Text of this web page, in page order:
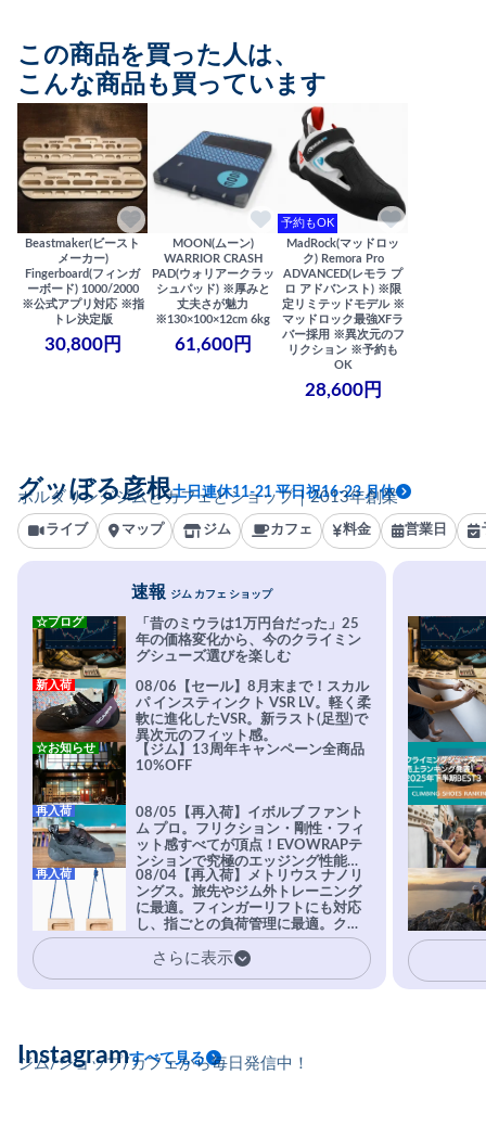
この商品を買った人は、
こんな商品も買っています
Beastmaker(ビースト
メーカー)
Fingerboard(フィンガ
ーボード) 1000/2000
※公式アプリ対応 ※指
トレ決定版
30,800円
MOON(ムーン)
WARRIOR CRASH
PAD(ウォリアークラッ
シュパッド) ※厚みと
丈夫さが魅力
※130×100×12cm 6kg
61,600円
予約もOK
MadRock(マッドロッ
ク) Remora Pro
ADVANCED(レモラ プ
ロ アドバンスト) ※限
定リミテッドモデル ※
マッドロック最強XFラ
バー採用 ※異次元のフ
リクション ※予約も
OK
28,600円
ボルダリングジムとカフェとショップ｜2013年創業
グッぼる彦根土日連休11-21 平日祝16-23 月休
ライブ マップ ジム カフェ 料金 営業日
速報 ジム カフェ ショップ
「昔のミウラは1万円台だった」25
年の価格変化から、今のクライミン
グシューズ選びを楽しむ
☆ブログ
08/06【セール】8月末まで！スカル
パ インスティンクト VSR LV。軽く柔
軟に進化したVSR。新ラスト(足型)で
異次元のフィット感。
新入荷
【ジム】13周年キャンペーン全商品
10%OFF
☆お知らせ
08/05【再入荷】イボルブ ファント
ム プロ。フリクション・剛性・フィ
ット感すべてが頂点！EVOWRAPテ
ンションで究極のエッジング性能を
実現。進化系ラバーEvo-74はTRAX
を凌駕する粘着力で極小ホールドに
安心感。
再入荷
08/04【再入荷】メトリウス ナノリ
ングス。旅先やジム外トレーニング
に最適。フィンガーリフトにも対応
し、指ごとの負荷管理に最適。クラ
イマーの指を本気で鍛えるギア。
再入荷
さらに表示
ジム/ショップ/カフェから毎日発信中！
Instagramすべて見る